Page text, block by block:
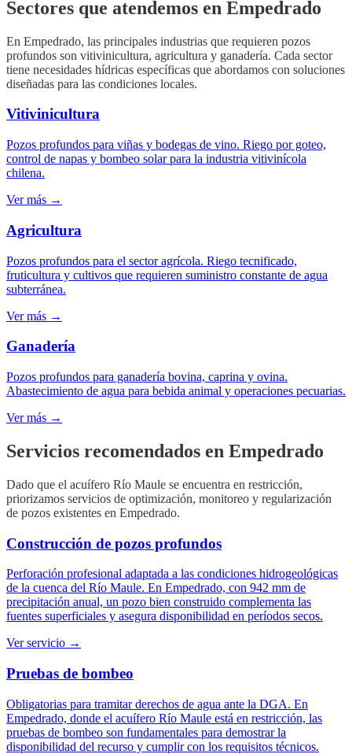
Sectores que atendemos en Empedrado
En Empedrado, las principales industrias que requieren pozos
profundos son vitivinicultura, agricultura y ganadería. Cada sector
tiene necesidades hídricas específicas que abordamos con soluciones
diseñadas para las condiciones locales.
Vitivinicultura
Pozos profundos para viñas y bodegas de vino. Riego por goteo,
control de napas y bombeo solar para la industria vitivinícola
chilena.
Ver más →
Agricultura
Pozos profundos para el sector agrícola. Riego tecnificado,
fruticultura y cultivos que requieren suministro constante de agua
subterránea.
Ver más →
Ganadería
Pozos profundos para ganadería bovina, caprina y ovina.
Abastecimiento de agua para bebida animal y operaciones pecuarias.
Ver más →
Servicios recomendados en Empedrado
Dado que el acuífero Río Maule se encuentra en restricción,
priorizamos servicios de optimización, monitoreo y regularización
de pozos existentes en Empedrado.
Construcción de pozos profundos
Perforación profesional adaptada a las condiciones hidrogeológicas
de la cuenca del Río Maule. En Empedrado, con 942 mm de
precipitación anual, un pozo bien construido complementa las
fuentes superficiales y asegura disponibilidad en períodos secos.
Ver servicio →
Pruebas de bombeo
Obligatorias para tramitar derechos de agua ante la DGA. En
Empedrado, donde el acuífero Río Maule está en restricción, las
pruebas de bombeo son fundamentales para demostrar la
disponibilidad del recurso y cumplir con los requisitos técnicos.